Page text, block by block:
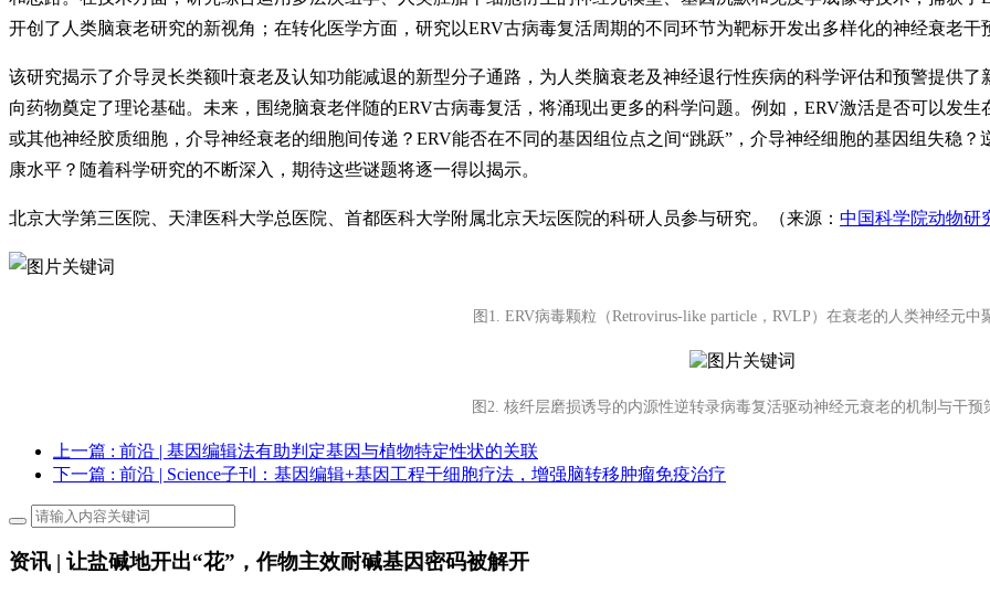
开创了人类脑衰老研究的新视角；在转化医学方面，研究以ERV古病毒复活周期的不同环节为靶标开发出多样化的神经衰老干
该研究揭示了介导灵长类额叶衰老及认知功能减退的新型分子通路，为人类脑衰老及神经退行性疾病的科学评估和预警提供
向药物奠定了理论基础。未来，围绕脑衰老伴随的ERV古病毒复活，将涌现出更多的科学问题。例如，ERV激活是否可以发
或其他神经胶质细胞，介导神经衰老的细胞间传递？ERV能否在不同的基因组位点之间“跳跃”，介导神经细胞的基因组失稳
康水平？随着科学研究的不断深入，期待这些谜题将逐一得以揭示。
北京大学第三医院、天津医科大学总医院、首都医科大学附属北京天坛医院的科研人员参与研究。（来源： 中国科学院动物研
图1. ERV病毒颗粒（Retrovirus-like particle，RVLP）在衰老的人类神经元中
图2. 核纤层磨损诱导的内源性逆转录病毒复活驱动神经元衰老的机制与干预
上一篇 : 前沿 | 基因编辑法有助判定基因与植物特定性状的关联
下一篇 : 前沿 | Science子刊：基因编辑+基因工程干细胞疗法，增强脑转移肿瘤免疫治疗
资讯 | 让盐碱地开出“花”，作物主效耐碱基因密码被解开